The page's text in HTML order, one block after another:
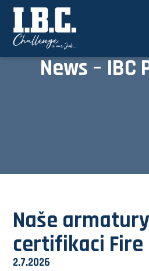
News – IBC
Naše
certifikaci Fire
2.7.2026